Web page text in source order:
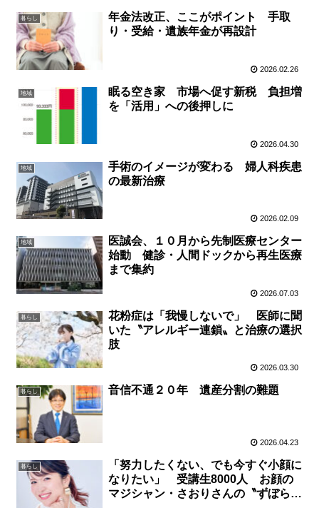
暮らし
年金法改正、ここがポイント 手取
り・受給・遺族年金が再設計
2026.02.26
地域
眠る空き家 市場へ促す新税 負担増
を「活用」への後押しに
2026.04.30
地域
手術のイメージが変わる 婦人科疾患
の最新治療
2026.02.09
地域
医誠会、１０月から先制医療センター
始動 健診・人間ドックから再生医療
まで集約
2026.07.03
暮らし
花粉症は「我慢しないで」 医師に聞
いた〝アレルギー連鎖〟と治療の選択
肢
2026.03.30
暮らし 音信不通２０年 遺産分割の難題
2026.04.23
暮らし
「努力したくない、でも今すぐ小顔に
なりたい」 受講生8000人 お顔の
マジシャン・さおりさんの〝ずぼら美